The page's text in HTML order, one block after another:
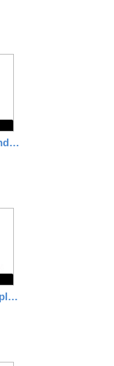
Misión True True: Descubriendo el Sistema Solar
De palabra en palabra por la placa Micro:Bit